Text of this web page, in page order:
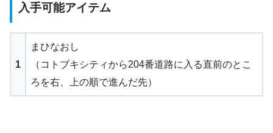
入手可能アイテム
1
まひなおし
（コトブキシティから204番道路に入る直前のとこ
ろを右、上の順で進んだ先）